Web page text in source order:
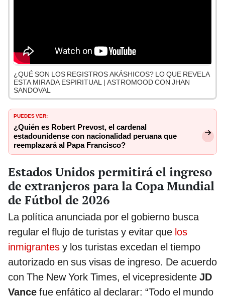
¿QUÉ SON LOS REGISTROS AKÁSHICOS? LO QUE REVELA
ESTA MIRADA ESPIRITUAL | ASTROMOOD CON JHAN
SANDOVAL
PUEDES VER:
¿Quién es Robert Prevost, el cardenal
estadounidense con nacionalidad peruana que
reemplazará al Papa Francisco?
Estados Unidos permitirá el ingreso
de extranjeros para la Copa Mundial
de Fútbol de 2026
La política anunciada por el gobierno busca
regular el flujo de turistas y evitar que los
inmigrantes y los turistas excedan el tiempo
autorizado en sus visas de ingreso. De acuerdo
con The New York Times, el vicepresidente JD
Vance fue enfático al declarar: “Todo el mundo